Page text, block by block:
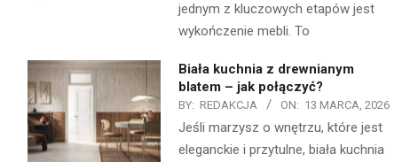
jednym z kluczowych etapów jest
wykończenie mebli. To
Biała kuchnia z drewnianym
blatem – jak połączyć?
BY: REDAKCJA ON: 13 MARCA, 2026
Jeśli marzysz o wnętrzu, które jest
eleganckie i przytulne, biała kuchnia